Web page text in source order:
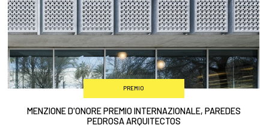
PREMIO
MENZIONE D'ONORE PREMIO INTERNAZIONALE, PAREDES
PEDROSA ARQUITECTOS